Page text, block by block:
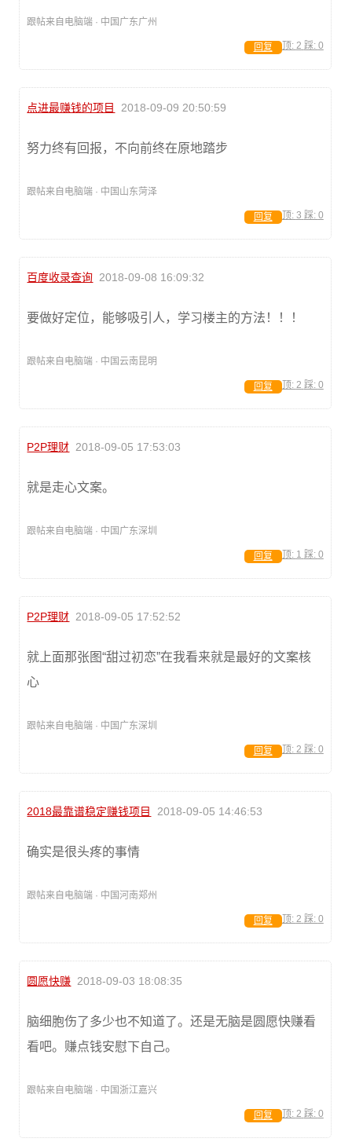
跟帖来自电脑端 · 中国广东广州
顶: 2 踩: 0
回复
点进最赚钱的项目 2018-09-09 20:50:59
努力终有回报，不向前终在原地踏步
跟帖来自电脑端 · 中国山东菏泽
顶: 3 踩: 0
回复
百度收录查询 2018-09-08 16:09:32
要做好定位，能够吸引人，学习楼主的方法！！！
跟帖来自电脑端 · 中国云南昆明
顶: 2 踩: 0
回复
P2P理财 2018-09-05 17:53:03
就是走心文案。
跟帖来自电脑端 · 中国广东深圳
顶: 1 踩: 0
回复
P2P理财 2018-09-05 17:52:52
就上面那张图“甜过初恋”在我看来就是最好的文案核
心
跟帖来自电脑端 · 中国广东深圳
顶: 2 踩: 0
回复
2018最靠谱稳定赚钱项目 2018-09-05 14:46:53
确实是很头疼的事情
跟帖来自电脑端 · 中国河南郑州
顶: 2 踩: 0
回复
圆愿快赚 2018-09-03 18:08:35
脑细胞伤了多少也不知道了。还是无脑是圆愿快赚看
看吧。赚点钱安慰下自己。
跟帖来自电脑端 · 中国浙江嘉兴
顶: 2 踩: 0
回复